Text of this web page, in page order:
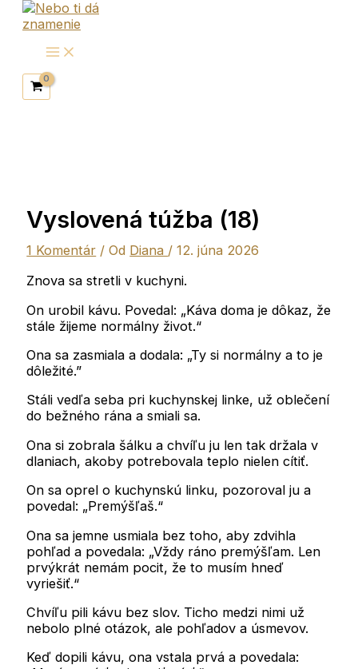
Preskočiť
Vyslovená túžba (18)
1 Komentár / Od Diana /12. júna 2026
Znova sa stretli v kuchyni.
On urobil kávu. Povedal: „Káva doma je dôkaz, že
stále žijeme normálny život.“
Ona sa zasmiala a dodala: „Ty si normálny a to je
dôležité.”
Stáli vedľa seba pri kuchynskej linke, už oblečení
do bežného rána a smiali sa.
Ona si zobrala šálku a chvíľu ju len tak držala v
dlaniach, akoby potrebovala teplo nielen cítiť.
On sa oprel o kuchynskú linku, pozoroval ju a
povedal: „Premýšľaš.“
Ona sa jemne usmiala bez toho, aby zdvihla
pohľad a povedala: „Vždy ráno premýšľam. Len
prvýkrát nemám pocit, že to musím hneď
vyriešiť.“
Chvíľu pili kávu bez slov. Ticho medzi nimi už
nebolo plné otázok, ale pohľadov a úsmevov.
Keď dopili kávu, ona vstala prvá a povedala: